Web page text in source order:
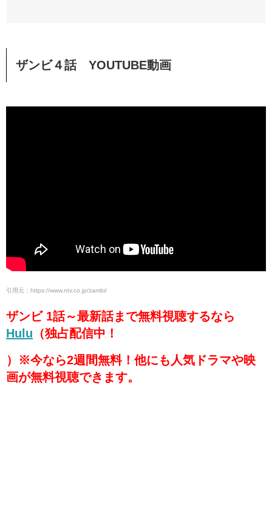
ザンビ４話 YOUTUBE動画
引用元：https://www.ntv.co.jp/zambi/
ザンビ 1話～最新話まで無料視聴するなら
Hulu （独占配信中！
）※今なら2週間無料！他にも人気ドラマや映
画が無料視聴できます。